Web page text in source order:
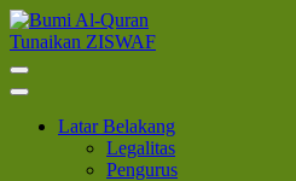
Lompat
ke
konten
(Tekan
Tunaikan ZISWAF
Latar Belakang
Legalitas
Pengurus